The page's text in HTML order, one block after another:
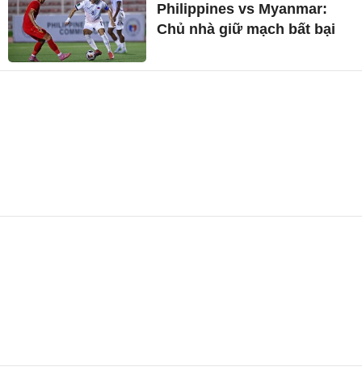
Philippines vs Myanmar:
Chủ nhà giữ mạch bất bại